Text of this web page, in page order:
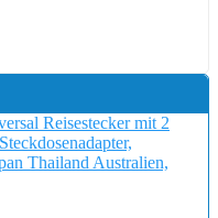
Reisestecker mit 2
Thailand Australien,